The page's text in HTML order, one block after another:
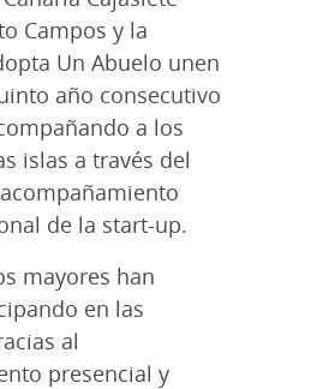
Campos y la
Un Abuelo unen
año consecutivo
a los
islas a través del
de la start-up.
mayores han
en las
al
presencial y